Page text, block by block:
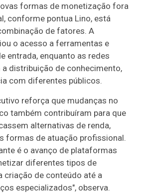
formas de monetização fora
conforme pontua Lino, está
de fatores. A
o acesso a ferramentas e
entrada, enquanto as redes
distribuição de conhecimento,
com diferentes públicos.
reforça que mudanças no
também contribuíram para que
alternativas de renda,
formas de atuação profissional.
é o avanço de plataformas
diferentes tipos de
criação de conteúdo até a
especializados", observa.